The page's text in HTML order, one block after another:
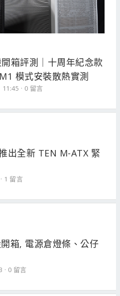
箱評測｜十周年紀念款
模式安裝散熱實測
0 留言
出全新 TEN M-ATX 緊
1 留言
箱, 電源倉燈條、公仔
0 留言